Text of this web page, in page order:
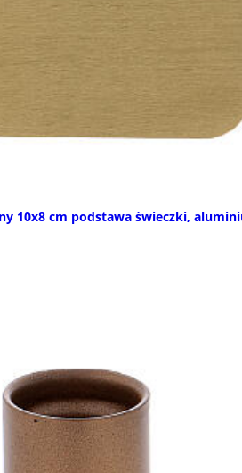
10x8 cm podstawa świeczki,